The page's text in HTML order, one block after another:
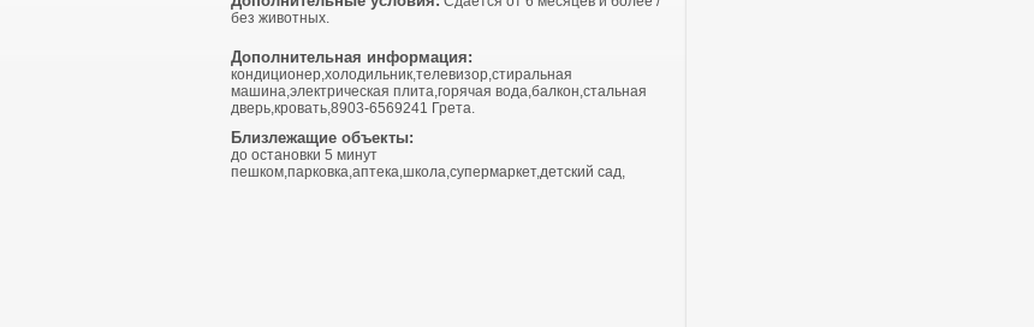
без животных.
Дополнительная информация:
кондиционер,холодильник,телевизор,стиральная
машина,электрическая плита,горячая вода,балкон,стальная
дверь,кровать,8903-6569241 Грета.
Близлежащие объекты:
до остановки 5 минут
пешком,парковка,аптека,школа,супермаркет,детский сад,